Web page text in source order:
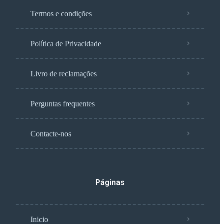
Termos e condições
Política de Privacidade
Livro de reclamações
Perguntas frequentes
Contacte-nos
Páginas
Inicio